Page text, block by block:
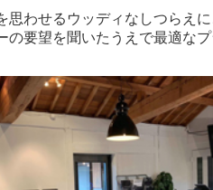
わせるウッディなしつらえ
要望を聞いたうえで最適な